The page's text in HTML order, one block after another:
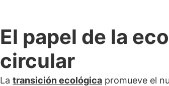
El papel de la
circular
La transición ecológicapromueve el